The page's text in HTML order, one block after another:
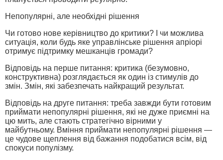
Непопулярні, але необхідні рішення
Чи готово нове керівництво до критики? І чи можлива
ситуація, коли будь яке управлінське рішення апріорі
отримує підтримку мешканців громади?
Відповідь на перше питання: критика (безумовно,
конструктивна) розглядається як один із стимулів до
змін. Змін, які забезпечать найкращий результат.
Відповідь на друге питання: треба завжди бути готовим
приймати непопулярні рішення, які не дуже приємні на
цю мить, але стають стратегічно вірними у
майбутньому. Вміння приймати непопулярні рішення —
це чудове щеплення від бажання подобатися всім, від
спокуси популізму.